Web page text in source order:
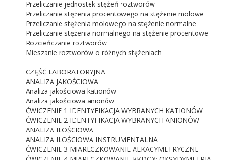
Przeliczanie jednostek stężeń roztworów
Przeliczanie stężenia procentowego na stężenie molowe
Przeliczanie stężenia molowego na stężenie normalne
Przeliczanie stężenia normalnego na stężenie procentowe
Rozcieńczanie roztworów
Mieszanie roztworów o różnych stężeniach
CZĘŚĆ LABORATORYJNA
ANALIZA JAKOŚCIOWA
Analiza jakościowa kationów
Analiza jakościowa anionów
ĆWICZENIE 1 IDENTYFIKACJA WYBRANYCH KATIONÓW
ĆWICZENIE 2 IDENTYFIKACJA WYBRANYCH ANIONÓW
ANALIZA ILOŚCIOWA
ANALIZA ILOŚCIOWA INSTRUMENTALNA
ĆWICZENIE 3 MIARECZKOWANIE ALKACYMETRYCZNE